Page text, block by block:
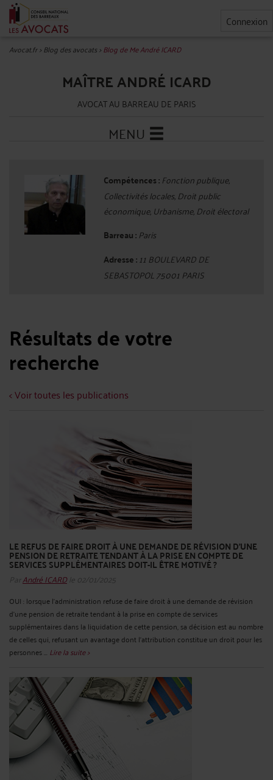
Connexion
Avocat.fr>Blog des avocats>Blog de Me André ICARD
MAÎTRE ANDRÉ ICARD
AVOCAT AU BARREAU DE PARIS
MENU
Compétences : Fonction publique,
Collectivités locales, Droit public
économique, Urbanisme, Droit électoral
Barreau : Paris
Adresse :11 BOULEVARD DE
SEBASTOPOL 75001 PARIS
Résultats de votre
recherche
< Voir toutes les publications
LE REFUS DE FAIRE DROIT À UNE DEMANDE DE RÉVISION D'UNE
PENSION DE RETRAITE TENDANT À LA PRISE EN COMPTE DE
SERVICES SUPPLÉMENTAIRES DOIT-IL ÊTRE MOTIVÉ ?
ParAndré ICARDle 02/01/2025
OUI : lorsque l'administration refuse de faire droit à une demande de révision
d'une pension de retraite tendant à la prise en compte de services
supplémentaires dans la liquidation de cette pension, sa décision est au nombre
de celles qui, refusant un avantage dont l'attribution constitue un droit pour les
personnes ... Lire la suite >